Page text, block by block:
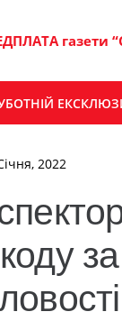
газети
2022